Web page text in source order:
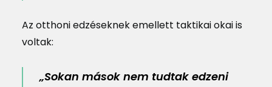
Az otthoni edzéseknek emellett taktikai okai is
voltak:
„Sokan mások nem tudtak edzeni